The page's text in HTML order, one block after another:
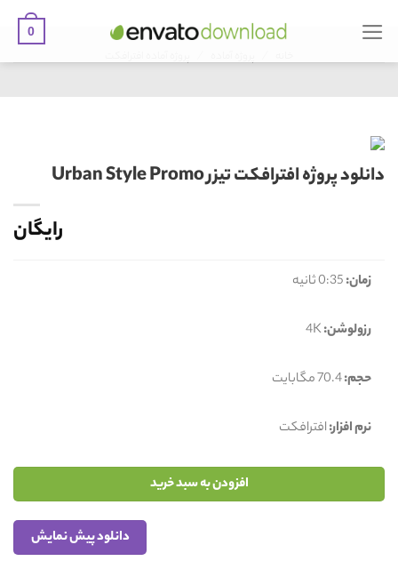
Skip
to
0
/
/
دانلود پروژه افترافکت تیزر Urban Style Promo
رایگان
زمان:0:35 ثانیه
رزولوشن:4K
حجم:70.4 مگابایت
نرم افزار:افترافکت
افزودن به سبد خرید
دانلود پیش نمایش